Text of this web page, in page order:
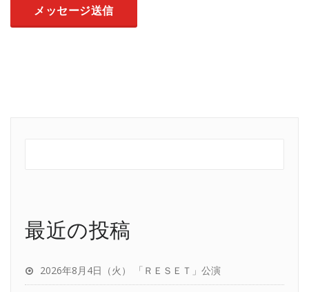
最近の投稿
2026年8月4日（火） 「ＲＥＳＥＴ」公演